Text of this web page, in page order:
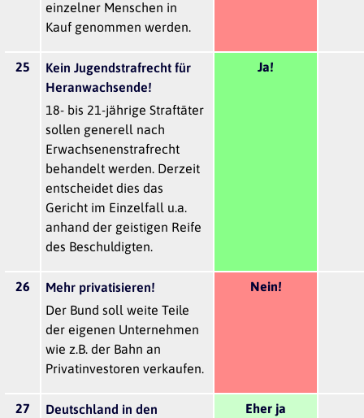
einzelner Menschen in
Kauf genommen werden.
25
Kein Jugendstrafrecht für
Heranwachsende!
18- bis 21-jährige Straftäter
sollen generell nach
Erwachsenenstrafrecht
behandelt werden. Derzeit
entscheidet dies das
Gericht im Einzelfall u.a.
anhand der geistigen Reife
des Beschuldigten.
Ja!
26
Mehr privatisieren!
Der Bund soll weite Teile
der eigenen Unternehmen
wie z.B. der Bahn an
Privatinvestoren verkaufen.
Nein!
27
Deutschland in den
Eher ja